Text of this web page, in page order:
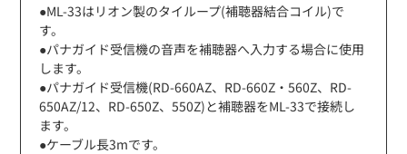
●ML-33はリオン製のタイループ(補聴器結合コイル)で
す。
●パナガイド受信機の音声を補聴器へ入力する場合に使用
します。
●パナガイド受信機(RD-660AZ、RD-660Z・560Z、RD-
650AZ/12、RD-650Z、550Z)と補聴器をML-33で接続し
ます。
●ケーブル長3mです。